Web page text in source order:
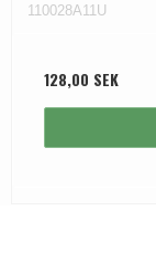
110028A11U
128,00 SEK